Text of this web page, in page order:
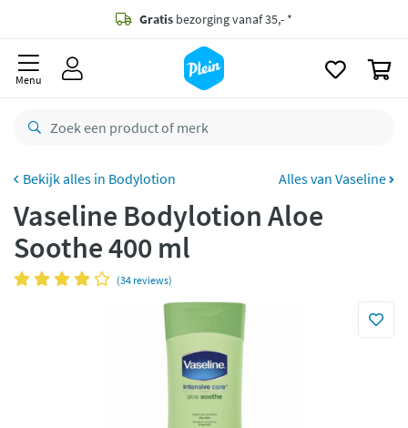
Gratis bezorging vanaf 35,- *
besteld,
retourneren
CO2 neutraal
Betaal met Klarna
Menu
Bodylotion Alles van Vaseline
Vaseline Bodylotion Aloe
Soothe 400 ml
(34 reviews)